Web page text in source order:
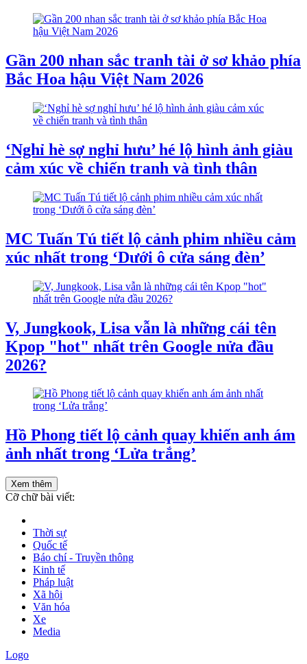
Gần 200 nhan sắc tranh tài ở sơ khảo phía
Bắc Hoa hậu Việt Nam 2026
‘Nghỉ hè sợ nghỉ hưu’ hé lộ hình ảnh giàu
cảm xúc về chiến tranh và tình thân
MC Tuấn Tú tiết lộ cảnh phim nhiều cảm
xúc nhất trong ‘Dưới ô cửa sáng đèn’
V, Jungkook, Lisa vẫn là những cái tên
Kpop "hot" nhất trên Google nửa đầu
2026?
Hồ Phong tiết lộ cảnh quay khiến anh ám
ảnh nhất trong ‘Lửa trắng’
Xem thêm
Cỡ chữ bài viết:
Thời sự
Quốc tế
Báo chí - Truyền thông
Kinh tế
Pháp luật
Xã hội
Văn hóa
Xe
Media
Logo